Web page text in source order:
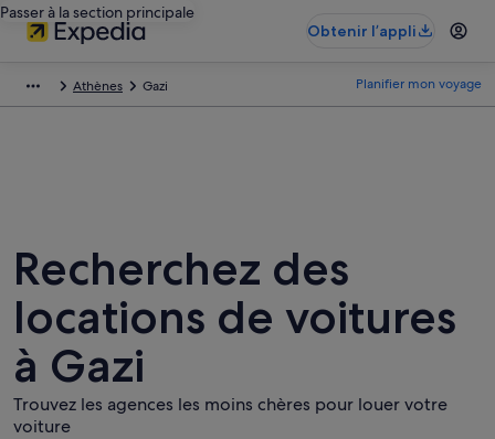
Passer à la section principale
Obtenir l’appli
Athènes Gazi Planifier mon voyage
Recherchez des
locations de voitures
à Gazi
Trouvez les agences les moins chères pour louer votre
voiture